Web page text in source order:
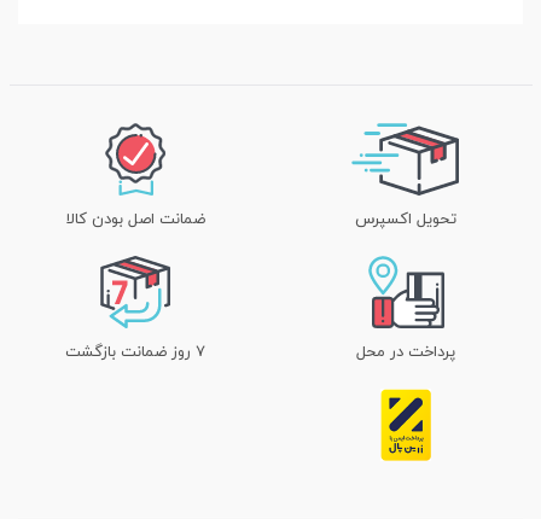
تحویل اکسپرس ضمانت اصل بودن کالا
پرداخت در محل ۷ روز ضمانت بازگشت